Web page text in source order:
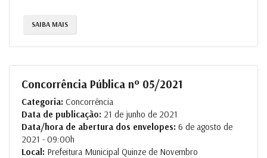
SAIBA MAIS
Concorrência Pública nº 05/2021
Categoria: Concorrência
Data de publicação: 21 de junho de 2021
Data/hora de abertura dos envelopes: 6 de agosto de
2021 - 09:00h
Local: Prefeitura Municipal Quinze de Novembro